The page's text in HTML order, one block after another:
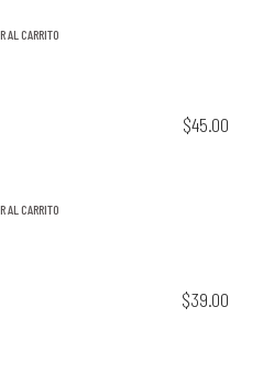
AL CARRITO
$45.00
AL CARRITO
$39.00